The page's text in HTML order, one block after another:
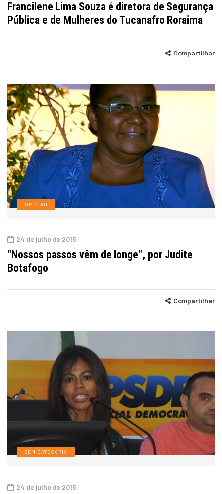
Francilene Lima Souza é diretora de Segurança
Pública e de Mulheres do Tucanafro Roraima
Compartilhar
OPINIÃO
24 de julho de 2015
"Nossos passos vêm de longe", por Judite
Botafogo
Compartilhar
SEM CATEGORIA
24 de julho de 2015